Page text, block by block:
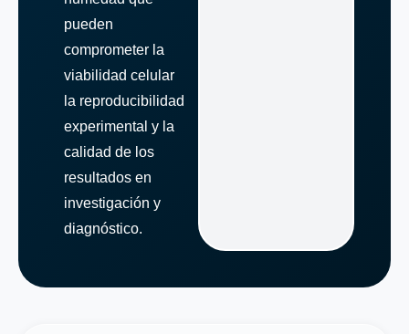
pueden
comprometer la
viabilidad celular
la reproducibilidad
experimental y la
calidad de los
resultados en
investigación y
diagnóstico.